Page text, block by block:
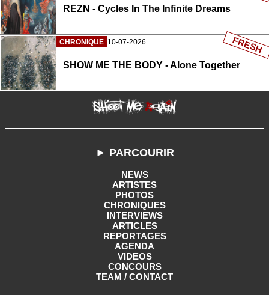
REZN - Cycles In The Infinite Dreams
CHRONIQUE 10-07-2026
SHOW ME THE BODY - Alone Together
FRESH
► PARCOURIR
NEWS
ARTISTES
PHOTOS
CHRONIQUES
INTERVIEWS
ARTICLES
REPORTAGES
AGENDA
VIDEOS
CONCOURS
TEAM / CONTACT